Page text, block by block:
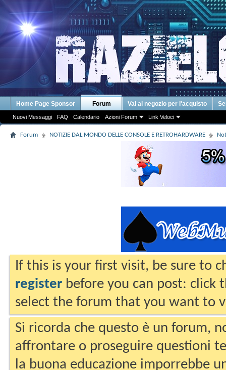
Home Page Sponsor Forum
Nuovi Messaggi FAQ Calendario Azioni Forum Link Veloci
Vai al negozio per l'acquisto
Forum NOTIZIE DAL MONDO DELLE CONSOLE E RETROHARDWARE
If this is your first visit, be sure to
register before you can post: click
select the forum that you want to
Si ricorda che questo è un forum,
affrontare o proseguire questioni
la buona educazione imporrebbe